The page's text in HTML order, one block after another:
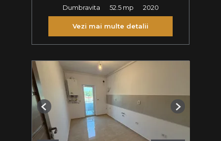
Dumbravita
52.5 mp 2020
Vezi mai multe detalii
Previous Next